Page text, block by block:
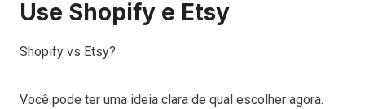
Use Shopify e Etsy
Shopify vs Etsy?
Você pode ter uma ideia clara de qual escolher agora.